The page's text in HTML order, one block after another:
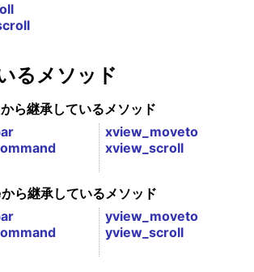
るメソッド
ら継承しているメソッド
xview_moveto
xview_scroll
ら継承しているメソッド
yview_moveto
yview_scroll